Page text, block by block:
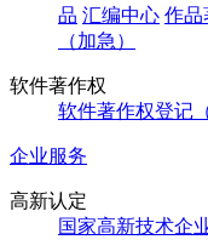
品 汇编中心 作品
（加急）
软件著作权
软件著作权登记
企业服务
高新认定
国家高新技术企